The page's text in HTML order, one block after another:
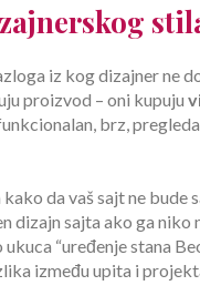
iz kog dizajner ne
proizvod – oni kupuju
brz,
da vaš sajt ne bude
dizajn sajta ako ga
“uređenje stana
između upita i